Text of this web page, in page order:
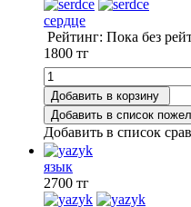
сердце
Рейтинг: Пока без
1800 тг
Добавить в корзину
Добавить в список
Добавить в список
язык
2700 тг